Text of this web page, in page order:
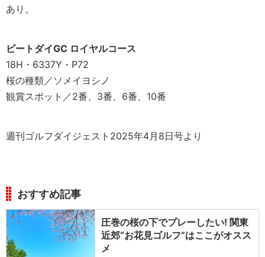
あり。
ピートダイGC ロイヤルコース
18H・6337Y・P72
桜の種類／ソメイヨシノ
観賞スポット／2番、3番、6番、10番
週刊ゴルフダイジェスト2025年4月8日号より
おすすめ記事
圧巻の桜の下でプレーしたい! 関東
近郊“お花見ゴルフ”はここがオスス
メ